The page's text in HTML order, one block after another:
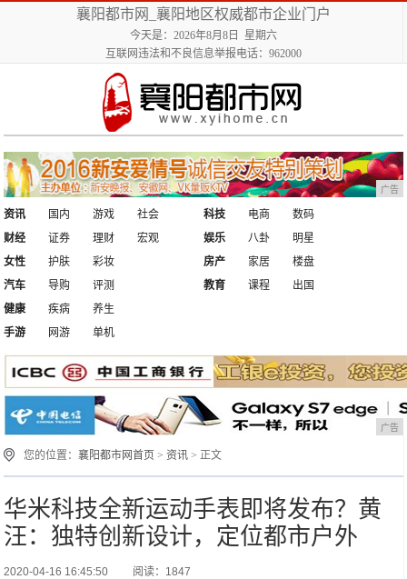
襄阳都市网_襄阳地区权威都市企业门户
今天是：2026年8月8日 星期六
互联网违法和不良信息举报电话：962000
广告
资讯 国内 游戏
社会
财经
证券 理财 宏观
科技 电商
数码
娱乐
八卦
明星
女性
护肤
彩妆
汽车
导购 评测
房产 家居
楼盘
教育
课程
出国
健康
疾病
养生
手游
网游 单机
广告
您的位置：襄阳都市网首页 >资讯 > 正文
华米科技全新运动手表即将发布？黄
汪：独特创新设计，定位都市户外
2020-04-16 16:45:50 阅读：1847